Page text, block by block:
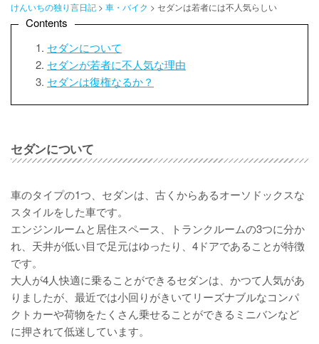
けんいちの独り言日記 > 車・バイク > セダンは若者には不人気らしい
Contents
セダンについて
セダンが若者に不人気な理由
セダンは復権なるか？
セダンについて
車のタイプの1つ、セダンは、古くからあるオーソドックスな
スタイルをした車です。
エンジンルームと居住スペース、トランクルームの3つに分か
れ、天井が低い目で足元はゆったり、4ドアであることが特徴
です。
大人が4人快適に乗ることができるセダンは、かつて人気があ
りましたが、最近では小回りがきいてリーズナブルなコンパ
クトカーや荷物をたくさん乗せることができるミニバンなど
に押されて低迷しています。